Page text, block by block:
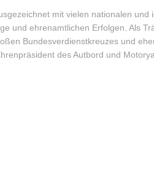
mit vielen nationalen und
und ehrenamtlichen Erfolgen. Als
Bundesverdienstkreuzes und
des Autbord und